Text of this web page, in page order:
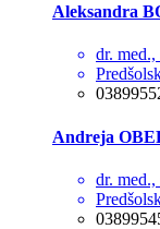
Aleksandra
dr. med.,
Andreja
dr. med.,